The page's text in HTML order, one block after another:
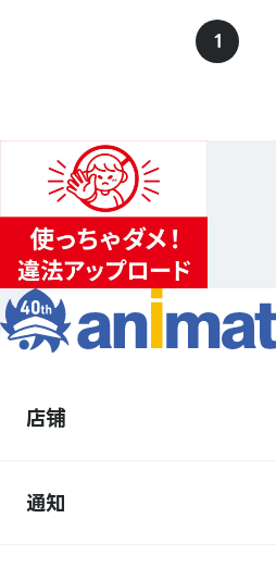
1
店铺
通知